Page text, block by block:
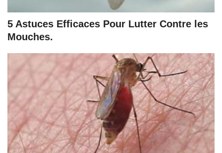
5 Astuces Efficaces Pour Lutter Contre les
Mouches.